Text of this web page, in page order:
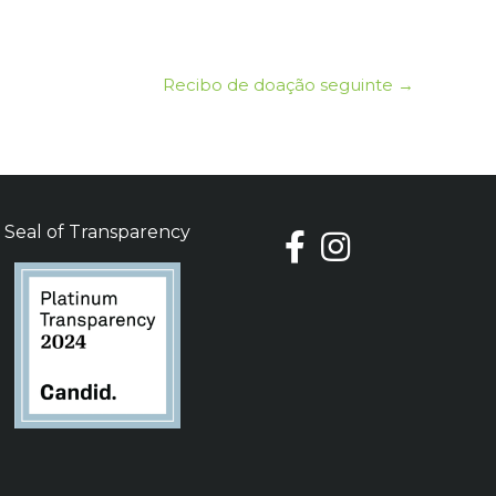
Recibo de doação seguinte →
Seal of Transparency